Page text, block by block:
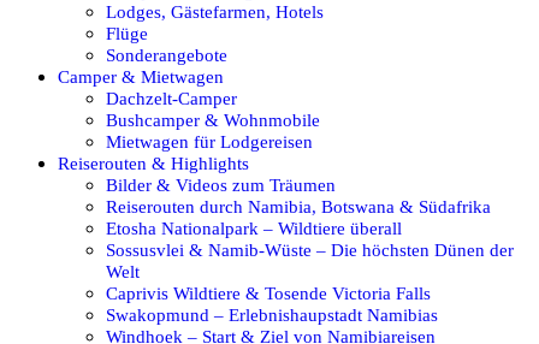
Lodges, Gästefarmen, Hotels
Flüge
Sonderangebote
Camper & Mietwagen
Dachzelt-Camper
Bushcamper & Wohnmobile
Mietwagen für Lodgereisen
Reiserouten & Highlights
Bilder & Videos zum Träumen
Reiserouten durch Namibia, Botswana & Südafrika
Etosha Nationalpark – Wildtiere überall
Sossusvlei & Namib-Wüste – Die höchsten Dünen der
Welt
Caprivis Wildtiere & Tosende Victoria Falls
Swakopmund – Erlebnishaupstadt Namibias
Windhoek – Start & Ziel von Namibiareisen